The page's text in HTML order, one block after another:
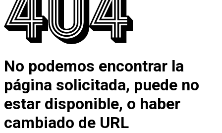
No podemos encontrar la
página solicitada, puede no
estar disponible, o haber
cambiado de URL